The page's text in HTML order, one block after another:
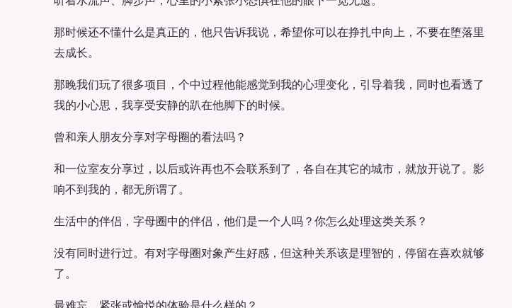
那时候还不懂什么是真正的，他只告诉我说，希望你可以在挣扎中向上，不要在堕落里
去成长。
那晚我们玩了很多项目，个中过程他能感觉到我的心理变化，引导着我，同时也看透了
我的小心思，我享受安静的趴在他脚下的时候。
曾和亲人朋友分享对字母圈的看法吗？
和一位室友分享过，以后或许再也不会联系到了，各自在其它的城市，就放开说了。影
响不到我的，都无所谓了。
生活中的伴侣，字母圈中的伴侣，他们是一个人吗？你怎么处理这类关系？
没有同时进行过。有对字母圈对象产生好感，但这种关系该是理智的，停留在喜欢就够
了。